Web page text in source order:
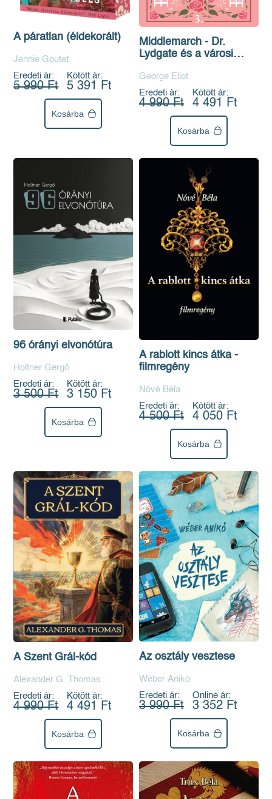
A páratlan (éldekorált)
Jennie Goutet
Eredeti ár:
5 990 Ft
Kötött ár:
5 391 Ft
Kosárba
Middlemarch - Dr.
Lydgate és a városi
George Eliot
Eredeti ár:
4 990 Ft
Kötött ár:
4 491 Ft
Kosárba
96 órányi elvonótúra
Holtner Gergő
Eredeti ár:
3 500 Ft
Kötött ár:
3 150 Ft
Kosárba
A rablott kincs átka -
filmregény
Nóvé Béla
Eredeti ár:
4 500 Ft
Kötött ár:
4 050 Ft
Kosárba
A Szent Grál-kód
Alexander G. Thomas
Eredeti ár:
4 990 Ft
Kötött ár:
4 491 Ft
Kosárba
Az osztály vesztese
Wéber Anikó
Eredeti ár:
3 990 Ft
Online ár:
3 352 Ft
Kosárba